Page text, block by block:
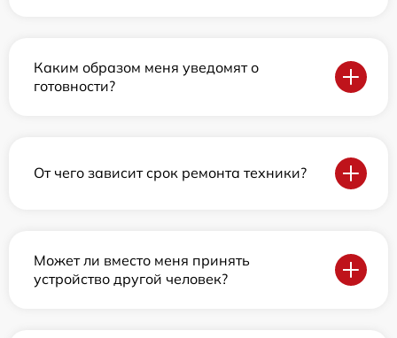
Каким образом меня уведомят о
готовности?
От чего зависит срок ремонта техники?
Может ли вместо меня принять
устройство другой человек?